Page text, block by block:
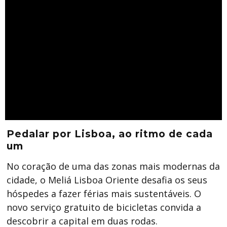
Pedalar por Lisboa, ao ritmo de cada
um
No coração de uma das zonas mais modernas da
cidade, o Meliá Lisboa Oriente desafia os seus
hóspedes a fazer férias mais sustentáveis. O
novo serviço gratuito de bicicletas convida a
descobrir a capital em duas rodas.